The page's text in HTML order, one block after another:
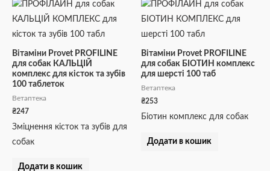
Вітаміни Provet PROFILINE
для собак КАЛЬЦІЙ
комплекс для кісток та зубів
100 таблеток
Ветаптека
₴247
Зміцнення кісток та зубів для
собак
Додати в кошик
Вітаміни Provet PROFILINE
для собак БІОТИН комплекс
для шерсті 100 таб
Ветаптека
₴253
Біотин комплекс для собак
Додати в кошик